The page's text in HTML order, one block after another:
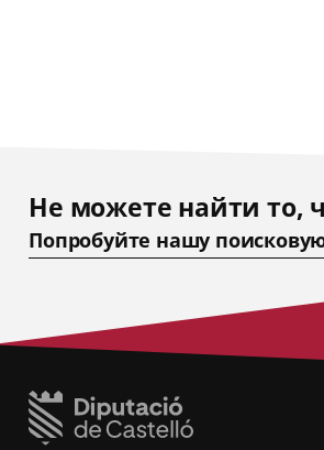
Не можете найти то,
Попробуйте нашу